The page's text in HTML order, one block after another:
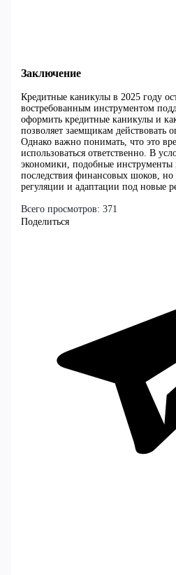
Заключение
Кредитные каникулы в 2025 году
востребованным инструментом
оформить кредитные каникулы и
позволяет заемщикам действовать
Однако важно понимать, что это
использоваться ответственно. В
экономики, подобные инструменты
последствия финансовых шоков, но
регуляции и адаптации под новые
Всего просмотров: 371
Поделиться